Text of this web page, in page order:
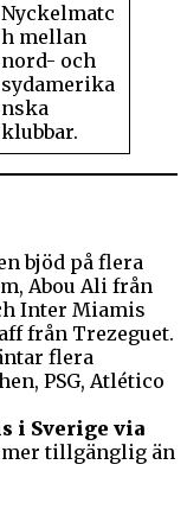
Nyckelmatc
h mellan
nord- och
sydamerika
nska
klubbar.
bjöd på flera
Abou Ali från
Inter Miamis
från Trezeguet.
flera
PSG, Atlético
i Sverige via
tillgänglig än